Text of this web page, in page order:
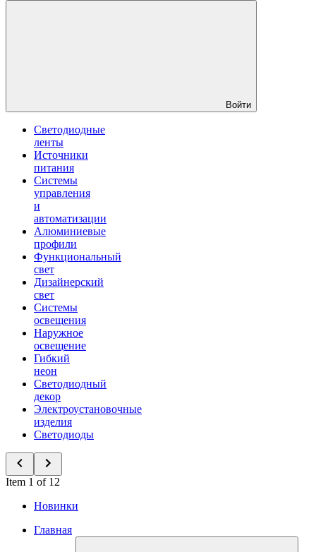
Войти
Светодиодные
ленты
Источники
питания
Системы
управления
и
автоматизации
Алюминиевые
профили
Функциональный
свет
Дизайнерский
свет
Системы
освещения
Наружное
освещение
Гибкий
неон
Светодиодный
декор
Электроустановочные
изделия
Светодиоды
Item 1 of 12
Новинки
Главная